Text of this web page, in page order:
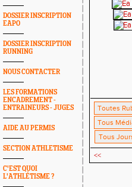
DOSSIER INSCRIPTION
EAPO
DOSSIER INSCRIPTION
RUNNING
NOUS CONTACTER
LES FORMATIONS
ENCADREMENT -
ENTRAINEURS - JUGES
AIDE AU PERMIS
SECTION ATHLETISME
C'EST QUOI
L'ATHLÉTISME ?
<<